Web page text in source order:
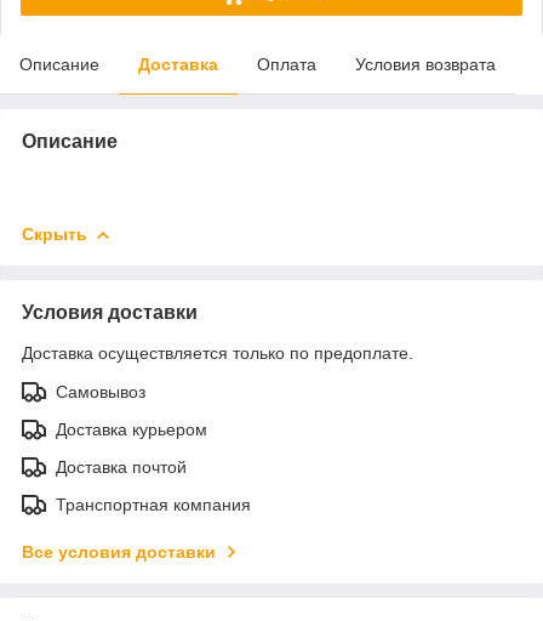
Описание Доставка Оплата Условия возврата
Описание
Скрыть
Условия доставки
Доставка осуществляется только по предоплате.
Самовывоз
Доставка курьером
Доставка почтой
Транспортная компания
Все условия доставки